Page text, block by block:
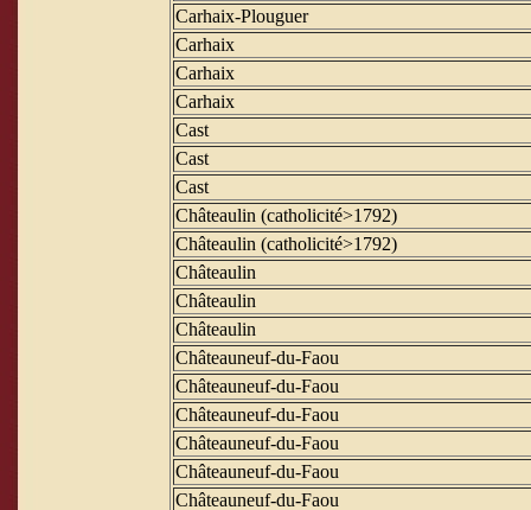
Carhaix-Plouguer
Carhaix
Carhaix
Carhaix
Cast
Cast
Cast
Châteaulin (catholicité>1792)
Châteaulin (catholicité>1792)
Châteaulin
Châteaulin
Châteaulin
Châteauneuf-du-Faou
Châteauneuf-du-Faou
Châteauneuf-du-Faou
Châteauneuf-du-Faou
Châteauneuf-du-Faou
Châteauneuf-du-Faou